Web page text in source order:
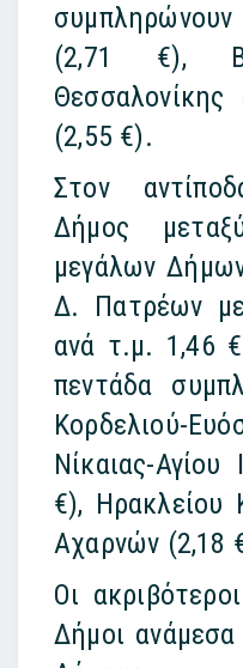
συμπληρώνουν
(2,71 €),
(2,55 €).
Στον
Δήμος
μεγάλων
Δ. Πατρέων
ανά τ.μ. 1,46
πεντάδα
Κορδελιού-
Νίκαιας-
€), Ηρακλείου
Αχαρνών (2,18
Οι
Δήμοι